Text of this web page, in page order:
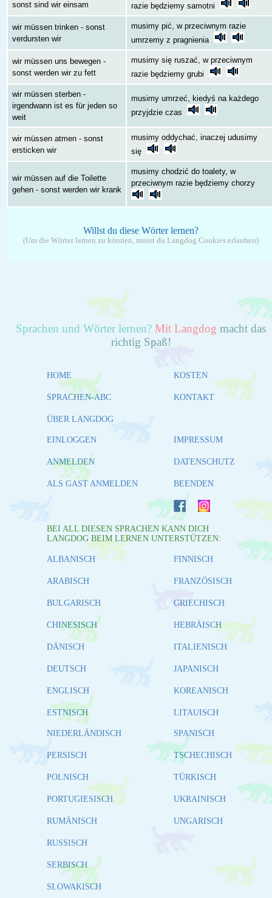
sonst sind wir einsam
razie będziemy samotni
wir müssen trinken - sonst
verdursten wir
musimy pić, w przeciwnym razie
umrzemy z pragnienia
wir müssen uns bewegen -
sonst werden wir zu fett
musimy się ruszać, w przeciwnym
razie będziemy grubi
wir müssen sterben -
irgendwann ist es für jeden so
weit
musimy umrzeć, kiedyś na każdego
przyjdzie czas
wir müssen atmen - sonst
ersticken wir
musimy oddychać, inaczej udusimy
się
wir müssen auf die Toilette
gehen - sonst werden wir krank
musimy chodzić do toalety, w
przeciwnym razie będziemy chorzy
Willst du diese Wörter lernen?
(Um die Wörter lernen zu können, musst du Langdog Cookies erlauben)
Sprachen und Wörter lernen? Mit Langdog macht das
richtig Spaß!
HOME
SPRACHEN-ABC
ÜBER LANGDOG
KOSTEN
KONTAKT
EINLOGGEN
ANMELDEN
ALS GAST ANMELDEN
IMPRESSUM
DATENSCHUTZ
BEENDEN
BEI ALL DIESEN SPRACHEN KANN DICH
LANGDOG BEIM LERNEN UNTERSTÜTZEN:
ALBANISCH
ARABISCH
BULGARISCH
CHINESISCH
DÄNISCH
DEUTSCH
ENGLISCH
ESTNISCH
FINNISCH
FRANZÖSISCH
GRIECHISCH
HEBRÄISCH
ITALIENISCH
JAPANISCH
KOREANISCH
LITAUISCH
NIEDERLÄNDISCH
PERSISCH
POLNISCH
PORTUGIESISCH
RUMÄNISCH
RUSSISCH
SERBISCH
SLOWAKISCH
SPANISCH
TSCHECHISCH
TÜRKISCH
UKRAINISCH
UNGARISCH